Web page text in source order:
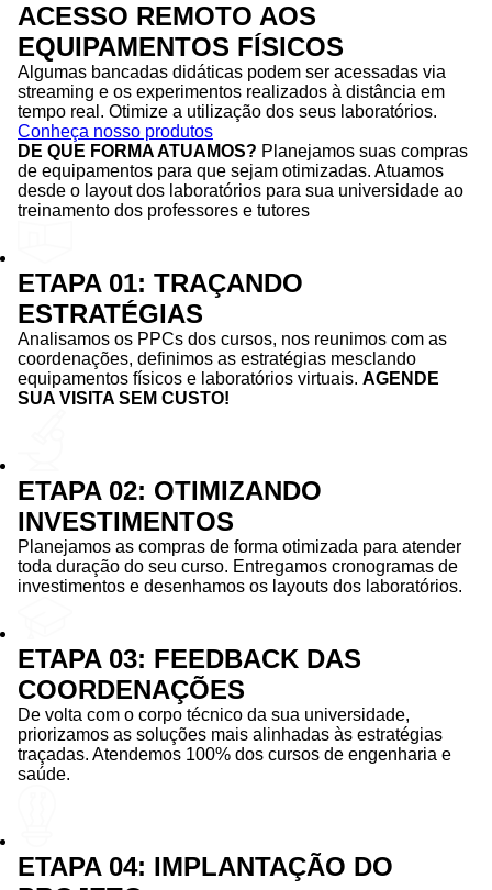
ACESSO REMOTO AOS
EQUIPAMENTOS FÍSICOS
Algumas bancadas didáticas podem ser acessadas via
streaming e os experimentos realizados à distância em
tempo real. Otimize a utilização dos seus laboratórios.
Conheça nosso produtos
DE QUE FORMA ATUAMOS? Planejamos suas compras
de equipamentos para que sejam otimizadas. Atuamos
desde o layout dos laboratórios para sua universidade ao
treinamento dos professores e tutores
ETAPA 01: TRAÇANDO
ESTRATÉGIAS
Analisamos os PPCs dos cursos, nos reunimos com as
coordenações, definimos as estratégias mesclando
equipamentos físicos e laboratórios virtuais. AGENDE
SUA VISITA SEM CUSTO!
ETAPA 02: OTIMIZANDO
INVESTIMENTOS
Planejamos as compras de forma otimizada para atender
toda duração do seu curso. Entregamos cronogramas de
investimentos e desenhamos os layouts dos laboratórios.
ETAPA 03: FEEDBACK DAS
COORDENAÇÕES
De volta com o corpo técnico da sua universidade,
priorizamos as soluções mais alinhadas às estratégias
traçadas. Atendemos 100% dos cursos de engenharia e
saúde.
ETAPA 04: IMPLANTAÇÃO DO